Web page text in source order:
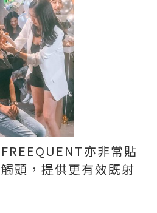
亦非常貼
頭，提供更有效既射